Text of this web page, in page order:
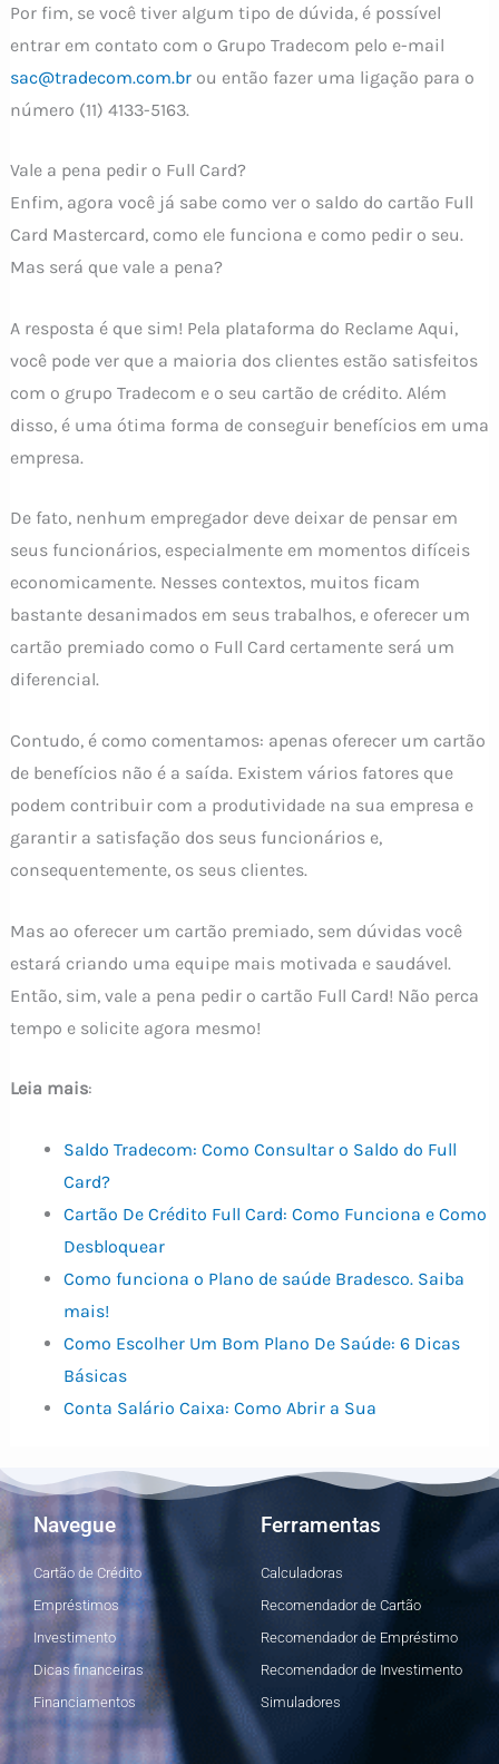
Por fim, se você tiver algum tipo de dúvida, é possível
entrar em contato com o Grupo Tradecom pelo e-mail
sac@tradecom.com.brou então fazer uma ligação para o
número (11) 4133-5163.
Vale a pena pedir o Full Card?
Enfim, agora você já sabe como ver o saldo do cartão Full
Card Mastercard, como ele funciona e como pedir o seu.
Mas será que vale a pena?
A resposta é que sim! Pela plataforma do Reclame Aqui,
você pode ver que a maioria dos clientes estão satisfeitos
com o grupo Tradecom e o seu cartão de crédito. Além
disso, é uma ótima forma de conseguir benefícios em uma
empresa.
De fato, nenhum empregador deve deixar de pensar em
seus funcionários, especialmente em momentos difíceis
economicamente. Nesses contextos, muitos ficam
bastante desanimados em seus trabalhos, e oferecer um
cartão premiado como o Full Card certamente será um
diferencial.
Contudo, é como comentamos: apenas oferecer um cartão
de benefícios não é a saída. Existem vários fatores que
podem contribuir com a produtividade na sua empresa e
garantir a satisfação dos seus funcionários e,
consequentemente, os seus clientes.
Mas ao oferecer um cartão premiado, sem dúvidas você
estará criando uma equipe mais motivada e saudável.
Então, sim, vale a pena pedir o cartão Full Card! Não perca
tempo e solicite agora mesmo!
Leia mais:
Saldo Tradecom: Como Consultar o Saldo do Full
Card?
Cartão De Crédito Full Card: Como Funciona e Como
Desbloquear
Como funciona o Plano de saúde Bradesco. Saiba
mais!
Como Escolher Um Bom Plano De Saúde: 6 Dicas
Básicas
Conta Salário Caixa: Como Abrir a Sua
Navegue
Cartão de Crédito
Empréstimos
Investimento
Dicas financeiras
Financiamentos
Ferramentas
Calculadoras
Recomendador de Cartão
Recomendador de Empréstimo
Recomendador de Investimento
Simuladores